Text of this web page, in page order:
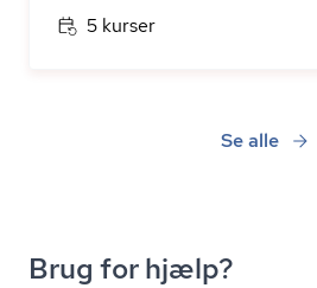
5 kurser
Se alle
Brug for hjælp?